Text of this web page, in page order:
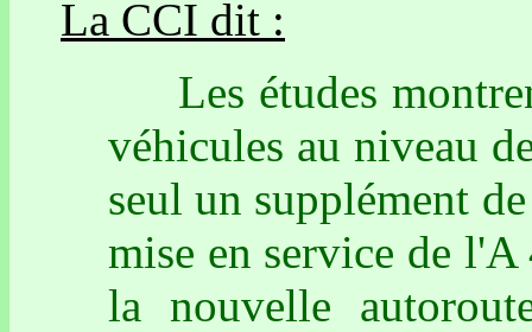
La CCI dit :
Les études
véhicules au niveau
seul un supplément
mise en service de
la nouvelle